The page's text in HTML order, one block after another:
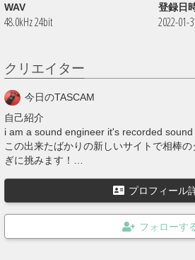
WAV
48.0kHz 24bit
登録日
2022-01-
クリエイター
今日のTASCAM
自己紹介
i am a sound engineer it's recorded
この出来たばかりの新しいサイトで相棒
ぎに挑みます！
リー素材として提供する！
インスタはこちら！ https://
Twitterはこちら！ https://twitter.com/
プロフィール